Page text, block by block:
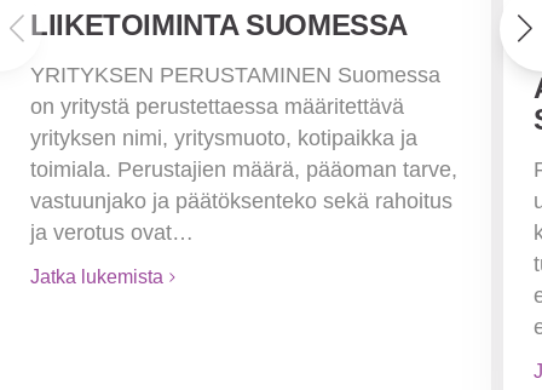
LIIKETOIMINTA SUOMESSA
YRITYKSEN PERUSTAMINEN Suomessa
on yritystä perustettaessa määritettävä
yrityksen nimi, yritysmuoto, kotipaikka ja
toimiala. Perustajien määrä, pääoman tarve,
vastuunjako ja päätöksenteko sekä rahoitus
ja verotus ovat…
Jatka lukemista